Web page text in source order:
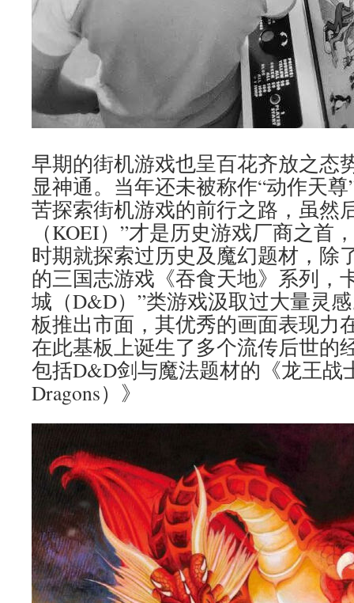
早期的街机游戏也呈百花齐放之态
显神通。当年还未被称作“动作天尊
苦探索街机游戏的前行之路，虽然
（KOEI）”才是历史游戏厂商之首
时期就探索过历史及魔幻题材，除
的三国志游戏《吞食天地》系列，
城（D&D）”类游戏汲取过大量灵
板推出市面，其优秀的画面表现力
在此基板上诞生了多个流传后世的
包括D&D剑与魔法题材的《龙王战
Dragons）》